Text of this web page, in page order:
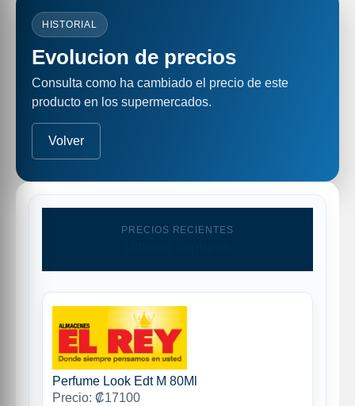
HISTORIAL
Evolucion de precios
Consulta como ha cambiado el precio de este
producto en los supermercados.
Volver
PRECIOS RECIENTES
Perfume Look Edt M 80Ml
Precio: ₡17100